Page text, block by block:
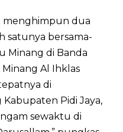
menghimpun dua
satunya bersama-
Minang di Banda
Al Ihklas
di
Pidi Jaya,
sewaktu di